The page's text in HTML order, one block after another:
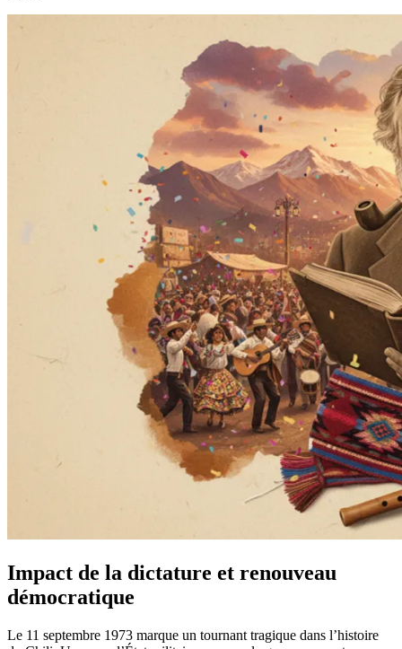
Impact de la dictature et renouveau
démocratique
Le 11 septembre 1973 marque un tournant tragique dans l’histoire